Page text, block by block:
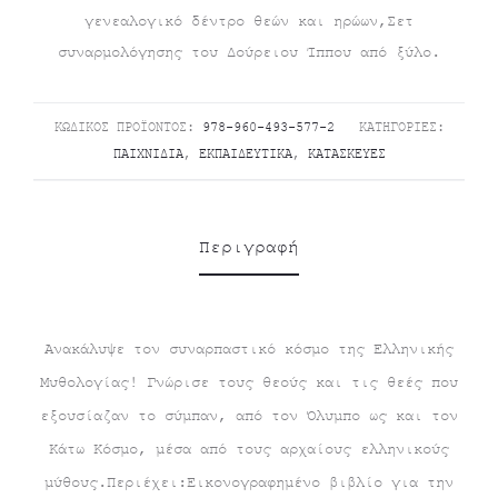
γενεαλογικό δέντρο θεών και ηρώων,Σετ
συναρμολόγησης του Δούρειου Ίππου από ξύλο.
ΚΩΔΙΚΌΣ ΠΡΟΪΌΝΤΟΣ: 978-960-493-577-2
ΚΑΤΗΓΟΡΊΕΣ:
ΠΑΙΧΝΊΔΙΑ, ΕΚΠΑΙΔΕΥΤΙΚΆ, ΚΑΤΑΣΚΕΥΈΣ
Περιγραφή
Ανακάλυψε τον συναρπαστικό κόσμο της Ελληνικής
Μυθολογίας! Γνώρισε τους θεούς και τις θεές που
εξουσίαζαν το σύμπαν, από τον Όλυμπο ως και τον
Κάτω Κόσμο, μέσα από τους αρχαίους ελληνικούς
μύθους.Περιέχει:Εικονογραφημένο βιβλίο για την